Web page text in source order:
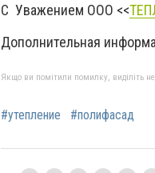
С Уважением ООО <<
Дополнительная
Якщо ви помітили помилку, виділіть
#утепление #полифасад